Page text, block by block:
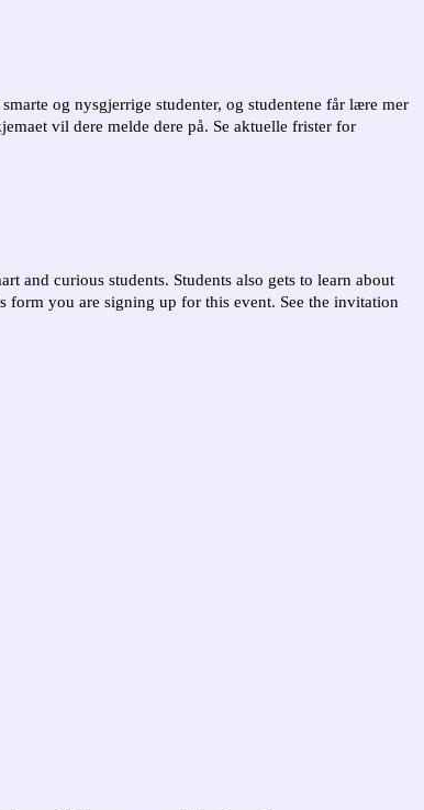
og nysgjerrige studenter, og studentene får lære mer
vil dere melde dere på. Se aktuelle frister for
and curious students. Students also gets to learn about
you are signing up for this event. See the invitation